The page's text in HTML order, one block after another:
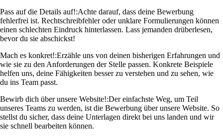
Pass auf die Details auf!:Achte darauf, dass deine Bewerbung
fehlerfrei ist. Rechtschreibfehler oder unklare Formulierungen können
einen schlechten Eindruck hinterlassen. Lass jemanden drüberlesen,
bevor du sie abschickst!
Mach es konkret!:Erzähle uns von deinen bisherigen Erfahrungen und
wie sie zu den Anforderungen der Stelle passen. Konkrete Beispiele
helfen uns, deine Fähigkeiten besser zu verstehen und zu sehen, wie
du ins Team passt.
Bewirb dich über unsere Website!:Der einfachste Weg, um Teil
unseres Teams zu werden, ist die Bewerbung über unsere Website. So
stellst du sicher, dass deine Unterlagen direkt bei uns landen und wir
sie schnell bearbeiten können.